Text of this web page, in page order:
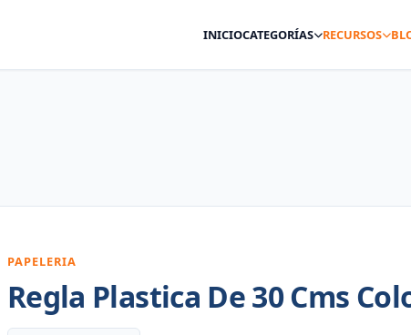
INICIOCATEGORÍAS RECURSOS
PAPELERIA
Regla Plastica De 30 Cms